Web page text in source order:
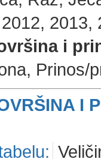
2013,
i
Prinos/
I